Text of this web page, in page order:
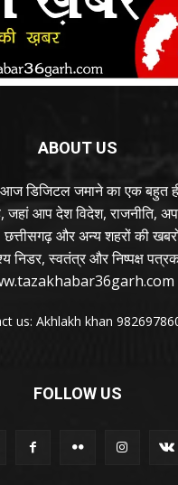
ABOUT US
डिजिटल जमाने का एक बहुत
आप देश विदेश, राजनीति,
छत्तीसगढ़ और अन्य शहरों की
निडर, स्वतंत्र और निष्पक्ष
us: Akhlakh khan
FOLLOW US